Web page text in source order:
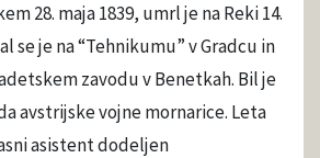
28. maja 1839, umrl je na Reki 14.
se je na “Tehnikumu” v Gradcu in
zavodu v Benetkah. Bil je
avstrijske vojne mornarice. Leta
asistent dodeljen